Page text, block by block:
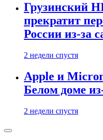
Грузинский
прекратит
России из-за
2 недели спустя
Apple и
Белом доме
2 недели спустя